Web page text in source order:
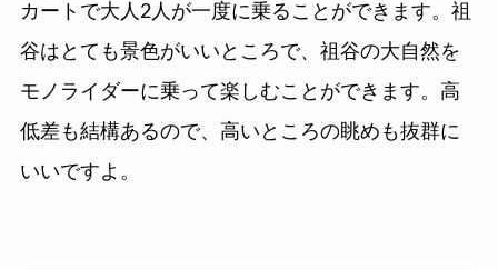
カートで大人2人が一度に乗ることができます。祖
谷はとても景色がいいところで、祖谷の大自然を
モノライダーに乗って楽しむことができます。高
低差も結構あるので、高いところの眺めも抜群に
いいですよ。